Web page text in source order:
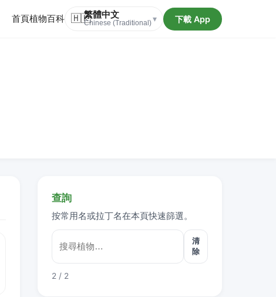
首頁植物百科 🇭🇰繁體中文
Chinese (Traditional)▾ 下載 App
查詢
按常用名或拉丁名在本頁快速篩選。
清
除
2 / 2